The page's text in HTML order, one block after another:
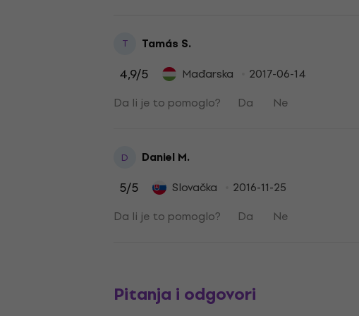
T Tamás S.
4,9/5 Mađarska
2017-06-14
Da li je to pomoglo?
Da Ne
D Daniel M.
5/5 Slovačka
2016-11-25
Da li je to pomoglo?
Da Ne
Pitanja i odgovori